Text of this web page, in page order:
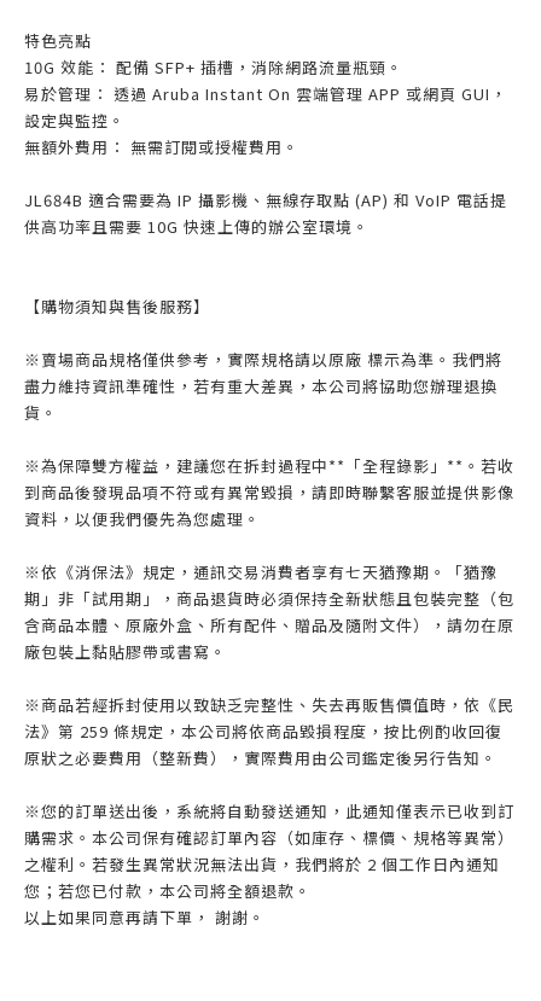
特色亮點
10G 效能： 配備 SFP+ 插槽，消除網路流量瓶頸。
易於管理： 透過 Aruba Instant On 雲端管理 APP 或網頁 GUI，
設定與監控。
無額外費用： 無需訂閱或授權費用。
JL684B 適合需要為 IP 攝影機、無線存取點 (AP) 和 VoIP 電話提
供高功率且需要 10G 快速上傳的辦公室環境。
【購物須知與售後服務】
※賣場商品規格僅供參考，實際規格請以原廠 標示為準。我們將
盡力維持資訊準確性，若有重大差異，本公司將協助您辦理退換
貨。
※為保障雙方權益，建議您在拆封過程中**「全程錄影」**。若收
到商品後發現品項不符或有異常毀損，請即時聯繫客服並提供影像
資料，以便我們優先為您處理。
※依《消保法》規定，通訊交易消費者享有七天猶豫期。「猶豫
期」非「試用期」，商品退貨時必須保持全新狀態且包裝完整（包
含商品本體、原廠外盒、所有配件、贈品及隨附文件），請勿在原
廠包裝上黏貼膠帶或書寫。
※商品若經拆封使用以致缺乏完整性、失去再販售價值時，依《民
法》第 259 條規定，本公司將依商品毀損程度，按比例酌收回復
原狀之必要費用（整新費），實際費用由公司鑑定後另行告知。
※您的訂單送出後，系統將自動發送通知，此通知僅表示已收到訂
購需求。本公司保有確認訂單內容（如庫存、標價、規格等異常）
之權利。若發生異常狀況無法出貨，我們將於 2 個工作日內通知
您；若您已付款，本公司將全額退款。
以上如果同意再請下單， 謝謝。